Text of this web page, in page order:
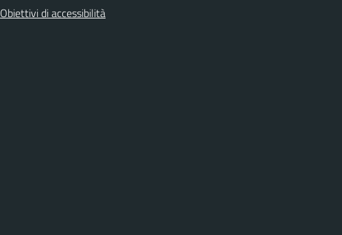
Obiettivi di accessibilità